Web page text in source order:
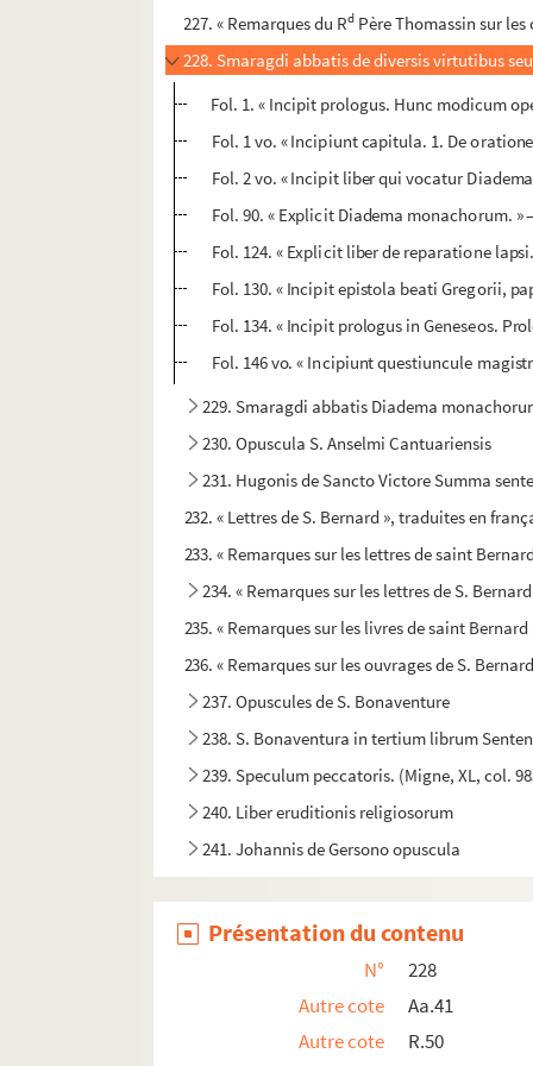
227. « Remarques du Rd Père Thomassin sur
228. Smaragdi abbatis de diversis virtutibus
Fol. 1. « Incipit prologus. Hunc modicum
Fol. 1 vo. « Incipiunt capitula. 1. De
Fol. 2 vo. « Incipit liber qui vocatur
Fol. 90. « Explicit Diadema monachorum.
Fol. 124. « Explicit liber de reparatione
Fol. 130. « Incipit epistola beati Gregorii,
Fol. 134. « Incipit prologus in Geneseos.
Fol. 146 vo. « Incipiunt questiuncule
229. Smaragdi abbatis Diadema
230. Opuscula S. Anselmi Cantuariensis
231. Hugonis de Sancto Victore Summa
232. « Lettres de S. Bernard », traduites en
233. « Remarques sur les lettres de saint
234. « Remarques sur les lettres de S.
235. « Remarques sur les livres de saint Bernard
236. « Remarques sur les ouvrages de S.
237. Opuscules de S. Bonaventure
238. S. Bonaventura in tertium librum
239. Speculum peccatoris. (Migne, XL, col.
240. Liber eruditionis religiosorum
241. Johannis de Gersono opuscula
243. Honoré d'Autun. « Incipit liber qui
244. « De summa Trinitate et fide catholica,
245. « Disputatio prooemialis, de theologia
246. Theologia viatorum. — C'est un
Présentation du contenu
N°
228
Autre cote
Aa.41
Autre cote
R.50